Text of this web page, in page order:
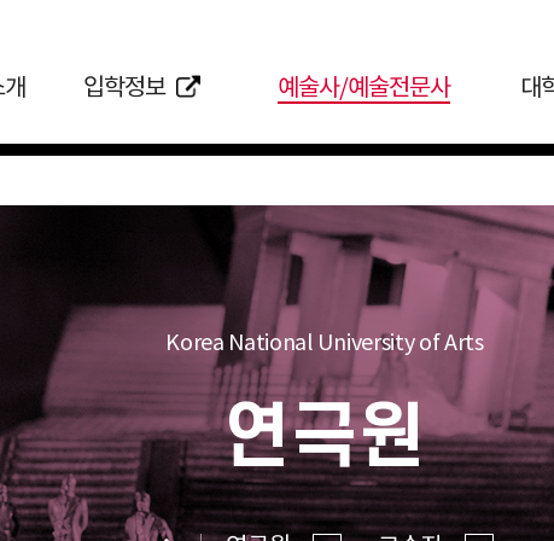
입학정보 예술사/예술전문사 대
Korea National University of Arts
연극원